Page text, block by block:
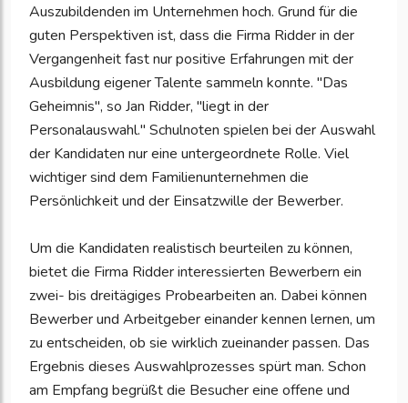
Auszubildenden im Unternehmen hoch. Grund für die
guten Perspektiven ist, dass die Firma Ridder in der
Vergangenheit fast nur positive Erfahrungen mit der
Ausbildung eigener Talente sammeln konnte. "Das
Geheimnis", so Jan Ridder, "liegt in der
Personalauswahl." Schulnoten spielen bei der Auswahl
der Kandidaten nur eine untergeordnete Rolle. Viel
wichtiger sind dem Familienunternehmen die
Persönlichkeit und der Einsatzwille der Bewerber.
Um die Kandidaten realistisch beurteilen zu können,
bietet die Firma Ridder interessierten Bewerbern ein
zwei- bis dreitägiges Probearbeiten an. Dabei können
Bewerber und Arbeitgeber einander kennen lernen, um
zu entscheiden, ob sie wirklich zueinander passen. Das
Ergebnis dieses Auswahlprozesses spürt man. Schon
am Empfang begrüßt die Besucher eine offene und